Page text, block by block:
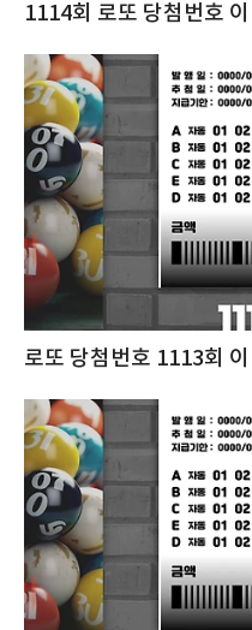
1114회 로또 당첨번호
로또 당첨번호 1113회